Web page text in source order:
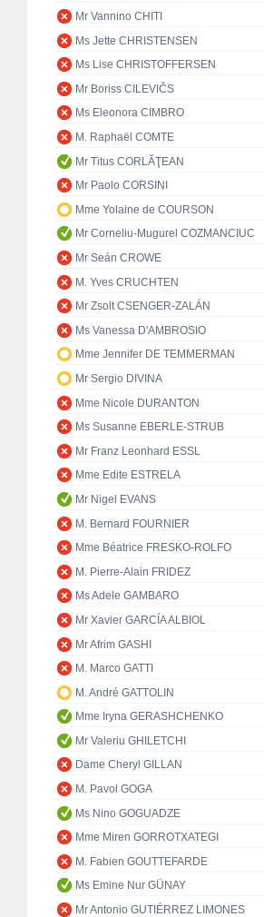
Mr Vannino CHITI
Ms Jette CHRISTENSEN
Ms Lise CHRISTOFFERSEN
Mr Boriss CILEVIČS
Ms Eleonora CIMBRO
M. Raphaël COMTE
Mr Titus CORLĂŢEAN
Mr Paolo CORSINI
Mme Yolaine de COURSON
Mr Corneliu-Mugurel COZMANCIUC
Mr Seán CROWE
M. Yves CRUCHTEN
Mr Zsolt CSENGER-ZALÁN
Ms Vanessa D'AMBROSIO
Mme Jennifer DE TEMMERMAN
Mr Sergio DIVINA
Mme Nicole DURANTON
Ms Susanne EBERLE-STRUB
Mr Franz Leonhard ESSL
Mme Edite ESTRELA
Mr Nigel EVANS
M. Bernard FOURNIER
Mme Béatrice FRESKO-ROLFO
M. Pierre-Alain FRIDEZ
Ms Adele GAMBARO
Mr Xavier GARCÍA ALBIOL
Mr Afrim GASHI
M. Marco GATTI
M. André GATTOLIN
Mme Iryna GERASHCHENKO
Mr Valeriu GHILETCHI
Dame Cheryl GILLAN
M. Pavol GOGA
Ms Nino GOGUADZE
Mme Miren GORROTXATEGI
M. Fabien GOUTTEFARDE
Ms Emine Nur GÜNAY
Mr Antonio GUTIÉRREZ LIMONES